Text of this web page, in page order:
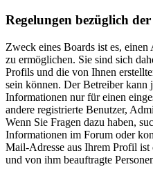
Regelungen bezüglich
Zweck eines Boards ist es, einen
zu ermöglichen. Sie sind sich
Profils und die von Ihnen
sein können. Der Betreiber kann
Informationen nur für einen
andere registrierte Benutzer,
Wenn Sie Fragen dazu haben,
Informationen im Forum oder
Mail-Adresse aus Ihrem Profil
und von ihm beauftragte